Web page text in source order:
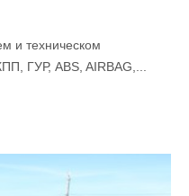
и техническом
ГУР, ABS, AIRBAG,...